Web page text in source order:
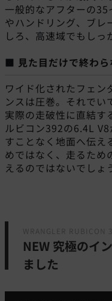
一般的なアフターの
やハンドリング、ブレ
しろ、高速域でもしっ
■ 見た目だけで終わら
ワイド化されたフェン
ンスは圧巻。それでい
実際の走破性に直結す
ルビコン392の6.4L
すことなく地面へ伝え
めではなく、走るため
えるのではないでしょ
WRANGLER RUBICON
NEW 究極のイ
ました